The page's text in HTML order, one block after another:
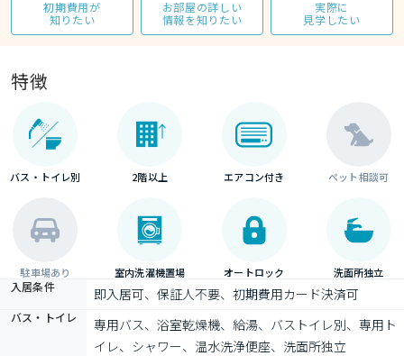
初期費用が
知りたい
お部屋の詳しい
情報を知りたい
実際に
見学したい
特徴
バス・トイレ別 2階以上 エアコン付き ペット相談可
駐車場あり 室内洗濯機置場 オートロック 洗面所独立
入居条件 即入居可、保証人不要、初期費用カード決済可
バス・トイレ
専用バス、浴室乾燥機、給湯、バストイレ別、専用ト
イレ、シャワー、温水洗浄便座、洗面所独立